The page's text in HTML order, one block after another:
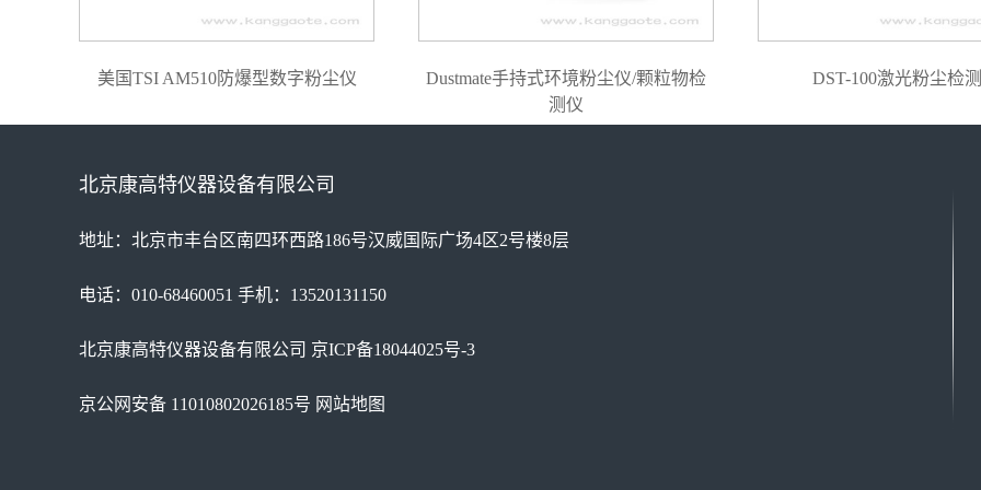
美国TSI AM510防爆型数字粉尘仪
Dustmate手持式环境粉尘仪/颗粒物检
测仪
DST-100激光粉尘检
北京康高特仪器设备有限公司
地址：北京市丰台区南四环西路186号汉威国际广场4区2号楼8层
电话：010-68460051 手机：13520131150
北京康高特仪器设备有限公司 京ICP备18044025号-3
京公网安备 11010802026185号 网站地图